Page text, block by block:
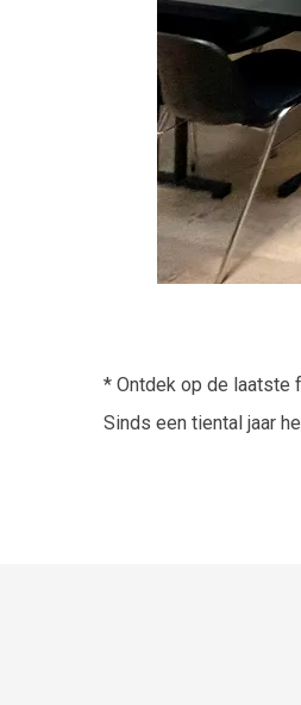
* Ontdek op de laatste
Sinds een tiental jaar